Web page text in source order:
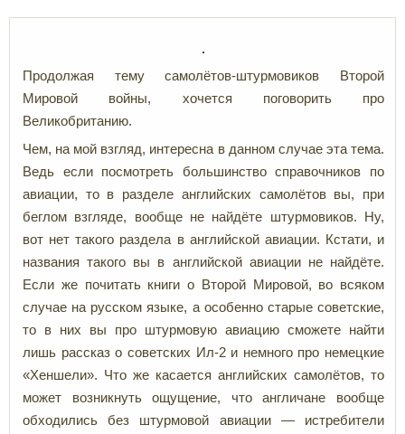
Продолжая тему самолётов-штурмовиков Второй
Мировой войны, хочется поговорить про
Великобританию.
Чем, на мой взгляд, интересна в данном случае эта тема.
Ведь если посмотреть большинство справочников по
авиации, то в разделе английских самолётов вы, при
беглом взгляде, вообще не найдёте штурмовиков. Ну,
вот нет такого раздела в английской авиации. Кстати, и
названия такого вы в английской авиации не найдёте.
Если же почитать книги о Второй Мировой, во всяком
случае на русском языке, а особенно старые советские,
то в них вы про штурмовую авиацию сможете найти
лишь рассказ о советских Ил-2 и немного про немецкие
«Хеншели». Что же касается английских самолётов, то
может возникнуть ощущение, что англичане вообще
обходились без штурмовой авиации — истребители